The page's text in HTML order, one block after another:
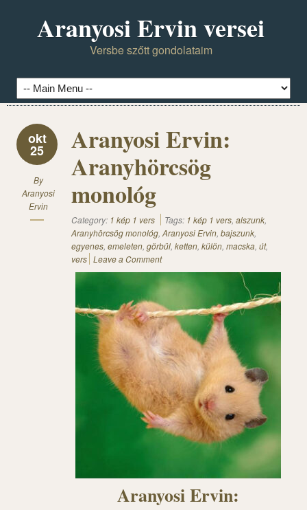
Aranyosi Ervin versei
Versbe szőtt gondolataim
okt
25
By
Aranyosi
Ervin
Aranyosi Ervin:
Aranyhörcsög
monológ
Category: 1 kép 1 vers Tags: 1 kép 1 vers, alszunk,
Aranyhörcsög monológ, Aranyosi Ervin, bajszunk,
egyenes, emeleten, görbül, ketten, külön, macska, út,
vers Leave a Comment
Aranyosi Ervin: